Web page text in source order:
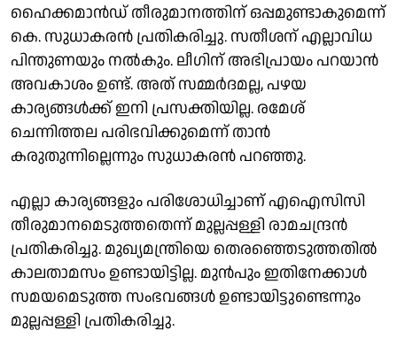
ഹൈക്കമാൻഡ് തീരുമാനത്തിന് ഒപ്പമുണ്ടാകുമെന്ന്
കെ. സുധാകരൻ പ്രതികരിച്ചു. സതീശന് എല്ലാവിധ
പിന്തുണയും നൽകും. ലീഗിന് അഭിപ്രായം പറയാൻ
അവകാശം ഉണ്ട്. അത് സമ്മർദമല്ല, പഴയ
കാര്യങ്ങൾക്ക് ഇനി പ്രസക്തിയില്ല. രമേശ്
ചെന്നിത്തല പരിഭവിക്കുമെന്ന് താൻ
കരുതുന്നില്ലെന്നും സുധാകരൻ പറഞ്ഞു.
എല്ലാ കാര്യങ്ങളും പരിശോധിച്ചാണ് എഐസിസി
തീരുമാനമെടുത്തതെന്ന് മുല്ലപ്പള്ളി രാമചന്ദ്രൻ
പ്രതികരിച്ചു. മുഖ്യമന്ത്രിയെ തെരഞ്ഞെടുത്തതിൽ
കാലതാമസം ഉണ്ടായിട്ടില്ല. മുൻപും ഇതിനേക്കാൾ
സമയമെടുത്ത സംഭവങ്ങൾ ഉണ്ടായിട്ടുണ്ടെന്നും
മുല്ലപ്പള്ളി പ്രതികരിച്ചു.